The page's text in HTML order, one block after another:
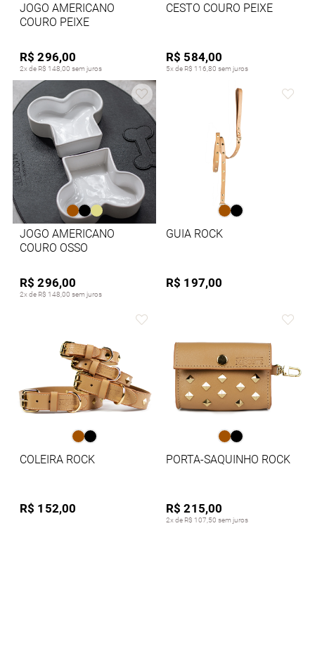
JOGO AMERICANO
COURO PEIXE
R$ 296,00
2x de R$ 148,00 sem juros
CESTO COURO PEIXE
R$ 584,00
5x de R$ 116,80 sem juros
JOGO AMERICANO
COURO OSSO
R$ 296,00
2x de R$ 148,00 sem juros
GUIA ROCK
R$ 197,00
COLEIRA ROCK
R$ 152,00
PORTA-SAQUINHO ROCK
R$ 215,00
2x de R$ 107,50 sem juros